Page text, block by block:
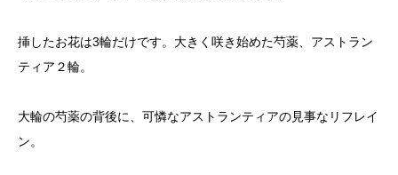
挿したお花は3輪だけです。大きく咲き始めた芍薬、アストラン
ティア２輪。
大輪の芍薬の背後に、可憐なアストランティアの見事なリフレイ
ン。